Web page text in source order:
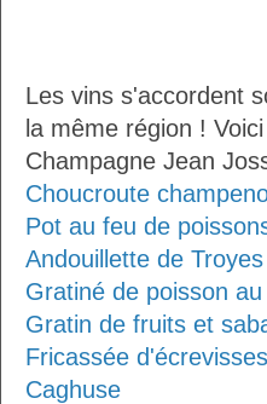
Les vins s'accordent
la même région !
Champagne Jean
Choucroute
Pot au feu de
Andouillette de Troyes
Gratiné de poisson
Gratin de fruits et
Fricassée d'écrevisses
Caghuse